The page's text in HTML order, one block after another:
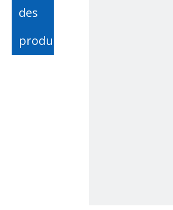
des
produits